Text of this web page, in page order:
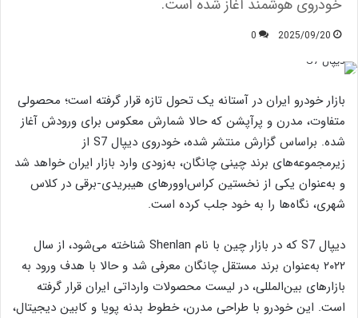
خودروی هوشمند آغاز شده است.
2025/09/20
0
بازار خودرو ایران در آستانه یک تحول تازه قرار گرفته است؛ محصولی
متفاوت، مدرن و پرآپشن که حالا شمارش معکوس برای ورودش آغاز
شده. براساس گزارش منتشر شده، خودروی دیپال S7 از
زیرمجموعه‌های برند چینی چانگان، به‌زودی وارد بازار ایران خواهد شد
و به‌عنوان یکی از نخستین کراس‌اوورهای هیبریدی-برقی در کلاس
شهری، نگاه‌ها را به خود جلب کرده است.
دیپال S7 که در بازار چین با نام Shenlan شناخته می‌شود، از سال
۲۰۲۲ به‌عنوان برند مستقل چانگان معرفی شد و حالا با هدف ورود به
بازارهای بین‌المللی، در لیست محصولات وارداتی ایران قرار گرفته
است. این خودرو با طراحی مدرن، خطوط بدنه پویا و کابین دیجیتال،